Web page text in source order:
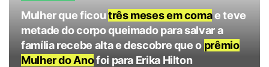
Mulher que ficoutrês meses em comae teve
metade do corpo queimado para salvar a
família recebe alta e descobre que o prêmio
Mulher do Anofoi para Erika Hilton